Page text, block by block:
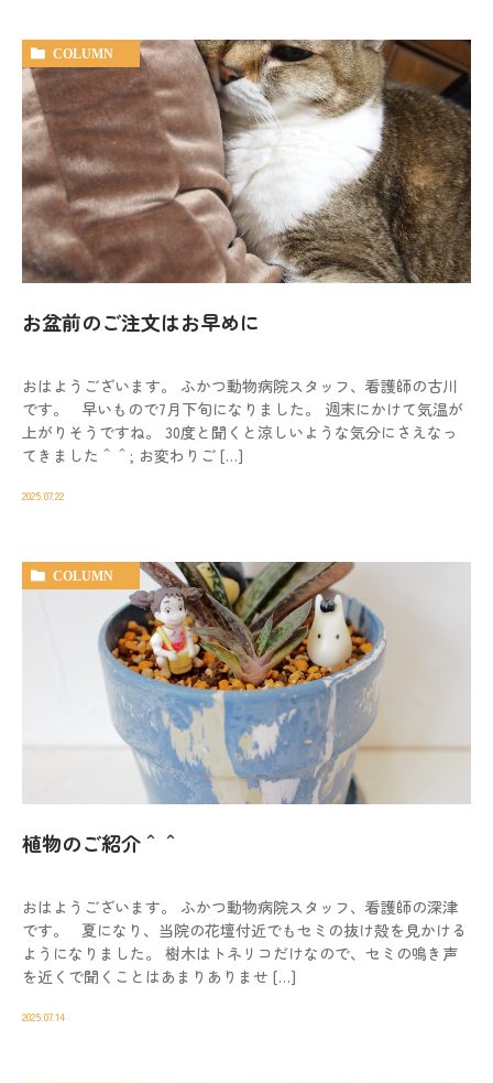
COLUMN
お盆前のご注文はお早めに
おはようございます。 ふかつ動物病院スタッフ、看護師の古川
です。 早いもので7月下旬になりました。 週末にかけて気温が
上がりそうですね。 30度と聞くと涼しいような気分にさえなっ
てきました＾＾; お変わりご […]
2025.07.22
COLUMN
植物のご紹介＾＾
おはようございます。 ふかつ動物病院スタッフ、看護師の深津
です。 夏になり、当院の花壇付近でもセミの抜け殻を見かける
ようになりました。 樹木はトネリコだけなので、セミの鳴き声
を近くで聞くことはあまりありませ […]
2025.07.14